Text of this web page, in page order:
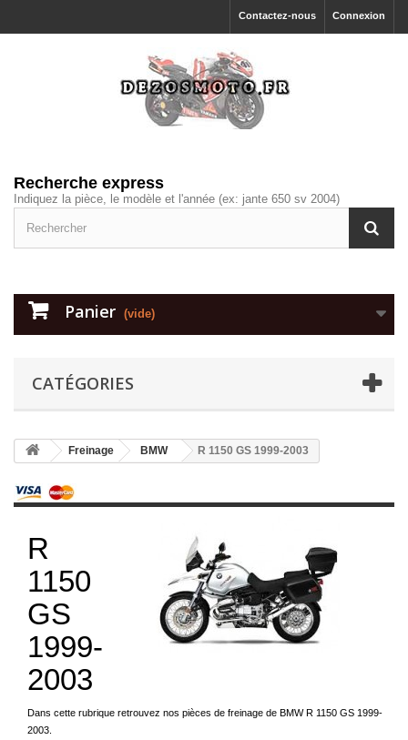
Connexion
Contactez-nous
Recherche express
Indiquez la pièce, le modèle et l'année (ex: jante 650 sv 2004)
Panier (vide)
CATÉGORIES
Freinage BMW R 1150 GS 1999-2003
R
1150
GS
1999-
2003
Dans cette rubrique retrouvez nos pièces de freinage de BMW R 1150 GS 1999-
2003.